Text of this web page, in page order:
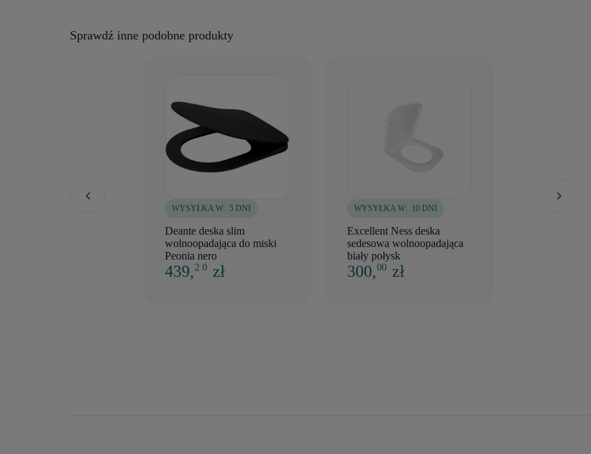
Sprawdź inne podobne produkty
WYSYŁKA W: 5 DNI
Deante deska slim
wolnoopadająca do miski
Peonia nero
439,2 0 zł
WYSYŁKA W: 10 DNI
Excellent Ness deska
sedesowa wolnoopadająca
biały połysk
300,00 zł